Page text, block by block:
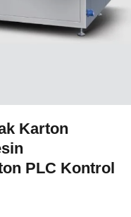
Karton
PLC Kontrol